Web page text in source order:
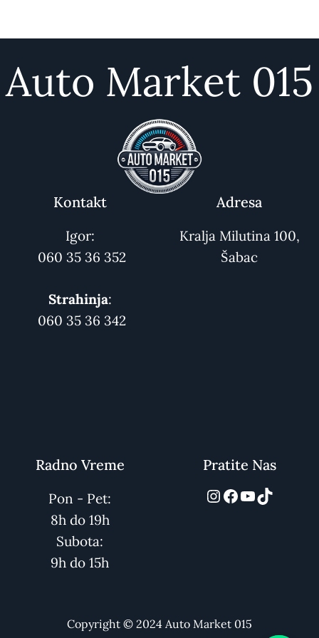
Kontakt
Igor:
060 35 36 352
Strahinja:
060 35 36 342
Adresa
Kralja Milutina 100,
Šabac
Auto Market 015
Radno Vreme
Pon - Pet:
8h do 19h
Subota:
9h do 15h
Pratite Nas
Facebook
YouTube
TikTok
Copyright © 2024 Auto Market 015